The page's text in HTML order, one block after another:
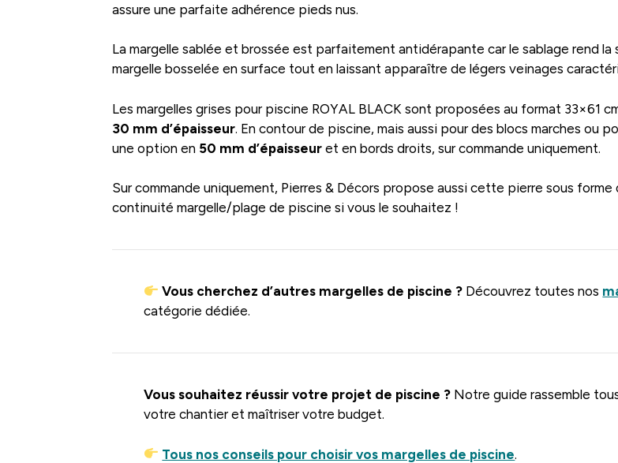
assure une parfaite adhérence pieds nus.
La margelle sablée et brossée est parfaitement antidérapante car le sablage rend
margelle bosselée en surface tout en laissant apparaître de légers veinages
Les margelles grises pour piscine ROYAL BLACK sont proposées au format 33×61
30 mm d’épaisseur. En contour de piscine, mais aussi pour des blocs marches ou
une option en 50 mm d’épaisseur et en bords droits, sur commande uniquement.
Sur commande uniquement, Pierres & Décors propose aussi cette pierre sous
continuité margelle/plage de piscine si vous le souhaitez !
Vous cherchez d’autres margelles de piscine ? Découvrez toutes nos
catégorie dédiée.
Vous souhaitez réussir votre projet de piscine ? Notre guide rassemble
votre chantier et maîtriser votre budget.
Tous nos conseils pour choisir vos margelles de piscine.